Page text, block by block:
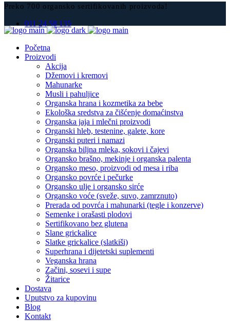
Preko 700 organsko sertifikovanih proizvoda!
011 24 58 135
Početna
Proizvodi
Akcija
Džemovi i kremovi
Mahunarke
Musli i pahuljice
Organska hrana i kozmetika za bebe
Ekološka sredstva za čišćenje domaćinstva
Organska jaja i mlečni proizvodi
Organski hleb, testenine, galete, kore
Organski puteri i namazi
Organska biljna mleka, sokovi i čajevi
Organsko brašno, mekinje i organska palenta
Organsko meso, proizvodi od mesa i riba
Organsko povrće i pečurke
Organsko ulje i organsko sirće
Organsko voće (sveže, suvo, zamrznuto)
Prerada od povrća i mahunarki (tegle i konzerve)
Semenke i orašasti plodovi
Sertifikovano bez glutena
Slane grickalice
Slatke grickalice (slatkiši)
Superhrana i dijetetski suplementi
Veganska hrana
Začini, sosevi i supe
Žitarice
Dostava
Uputstvo za kupovinu
Blog
Kontakt